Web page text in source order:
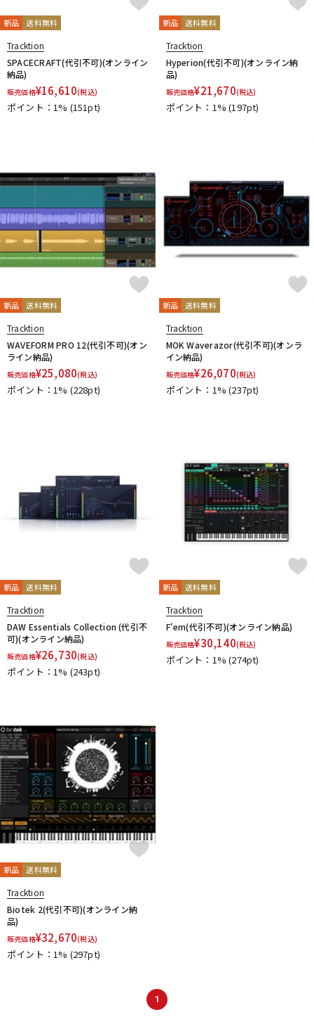
新品 送料無料
Tracktion
SPACECRAFT(代引不可)(オンライン
納品)
販売価格¥16,610(税込)
ポイント：1% (151pt)
新品 送料無料
Tracktion
Hyperion(代引不可)(オンライン納
品)
販売価格¥21,670(税込)
ポイント：1%(197pt)
新品 送料無料
Tracktion
WAVEFORM PRO 12(代引不可)(オン
ライン納品)
販売価格¥25,080(税込)
ポイント：1% (228pt)
新品 送料無料
Tracktion
MOK Waverazor(代引不可)(オンラ
イン納品)
販売価格¥26,070(税込)
ポイント：1%(237pt)
新品 送料無料
Tracktion
DAW Essentials Collection (代引不
可)(オンライン納品)
販売価格¥26,730(税込)
ポイント：1% (243pt)
新品 送料無料
Tracktion
F'em(代引不可)(オンライン納品)
販売価格¥30,140(税込)
ポイント：1%(274pt)
新品 送料無料
Tracktion
Biotek 2(代引不可)(オンライン納
品)
販売価格¥32,670(税込)
ポイント：1% (297pt)
1